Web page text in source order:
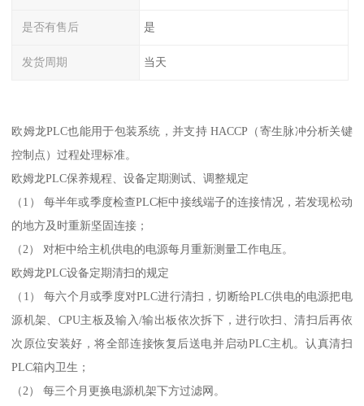
是否有售后 是
发货周期 当天
欧姆龙PLC也能用于包装系统，并支持 HACCP（寄生脉冲分析关键
控制点）过程处理标准。
欧姆龙PLC保养规程、设备定期测试、调整规定
（1） 每半年或季度检查PLC柜中接线端子的连接情况，若发现松动
的地方及时重新坚固连接；
（2） 对柜中给主机供电的电源每月重新测量工作电压。
欧姆龙PLC设备定期清扫的规定
（1） 每六个月或季度对PLC进行清扫，切断给PLC供电的电源把电
源机架、CPU主板及输入/输出板依次拆下，进行吹扫、清扫后再依
次原位安装好，将全部连接恢复后送电并启动PLC主机。认真清扫
PLC箱内卫生；
（2） 每三个月更换电源机架下方过滤网。